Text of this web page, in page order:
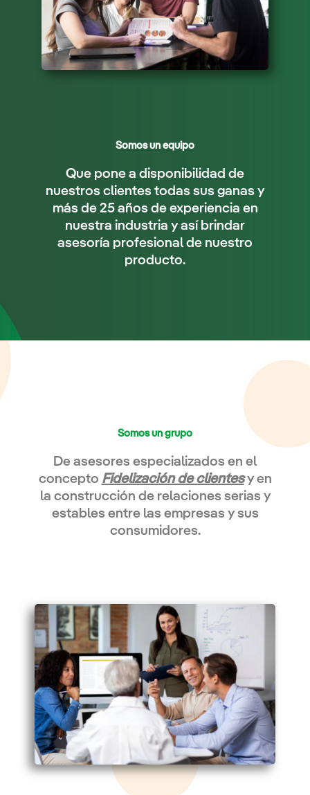
Somos un equipo
Que pone a disponibilidad de
nuestros clientes todas sus ganas y
más de 25 años de experiencia en
nuestra industria y así brindar
asesoría profesional de nuestro
producto.
Somos un grupo
De asesores especializados en el
concepto Fidelización de clientesy en
la construcción de relaciones serias y
estables entre las empresas y sus
consumidores.